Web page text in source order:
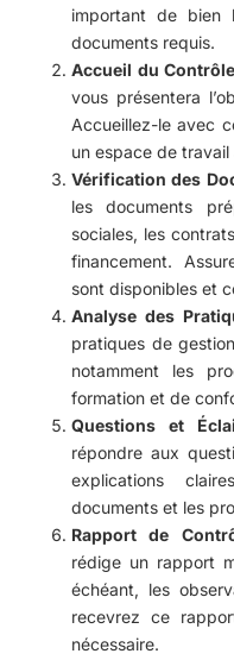
important de bien
documents requis.
Accueil du
vous présentera
Accueillez-le avec
un espace de
Vérification des
les documents
sociales, les
financement.
sont disponibles et
Analyse des
pratiques de
notamment les
formation et de
Questions et
répondre aux
explications
documents et les
Rapport de
rédige un rapport
échéant, les
recevrez ce
nécessaire.